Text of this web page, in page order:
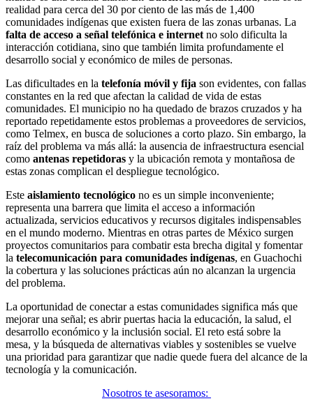
realidad para cerca del 30 por ciento de las más de 1,400
comunidades indígenas que existen fuera de las zonas urbanas. La
falta de acceso a señal telefónica e internet no solo dificulta la
interacción cotidiana, sino que también limita profundamente el
desarrollo social y económico de miles de personas.
Las dificultades en la telefonía móvil y fija son evidentes, con fallas
constantes en la red que afectan la calidad de vida de estas
comunidades. El municipio no ha quedado de brazos cruzados y ha
reportado repetidamente estos problemas a proveedores de servicios,
como Telmex, en busca de soluciones a corto plazo. Sin embargo, la
raíz del problema va más allá: la ausencia de infraestructura esencial
como antenas repetidoras y la ubicación remota y montañosa de
estas zonas complican el despliegue tecnológico.
Este aislamiento tecnológico no es un simple inconveniente;
representa una barrera que limita el acceso a información
actualizada, servicios educativos y recursos digitales indispensables
en el mundo moderno. Mientras en otras partes de México surgen
proyectos comunitarios para combatir esta brecha digital y fomentar
la telecomunicación para comunidades indígenas, en Guachochi
la cobertura y las soluciones prácticas aún no alcanzan la urgencia
del problema.
La oportunidad de conectar a estas comunidades significa más que
mejorar una señal; es abrir puertas hacia la educación, la salud, el
desarrollo económico y la inclusión social. El reto está sobre la
mesa, y la búsqueda de alternativas viables y sostenibles se vuelve
una prioridad para garantizar que nadie quede fuera del alcance de la
tecnología y la comunicación.
Nosotros te asesoramos: